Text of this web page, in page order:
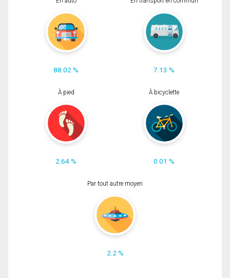
88.02 % 7.13 %
À pied
2.64 %
À bicyclette
0.01 %
Par tout autre moyen
2.2 %